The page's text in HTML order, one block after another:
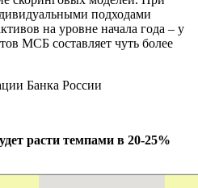
подходами
на уровне начала года – у
МСБ составляет чуть более
Банка России
расти темпами в 20-25%